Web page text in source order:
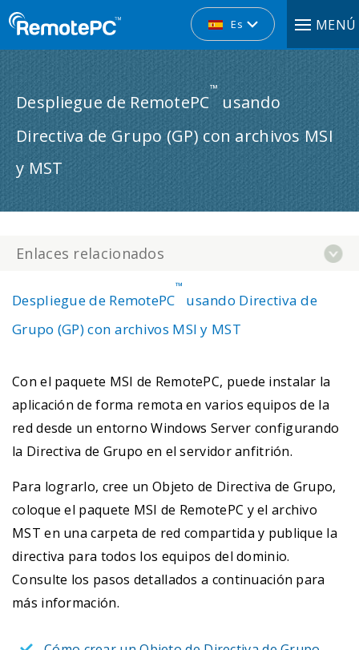
Es MENÚ
Despliegue de RemotePC
™
usando
Directiva de Grupo (GP) con archivos MSI
y MST
Enlaces relacionados
Despliegue de RemotePC
™
usando Directiva de
Grupo (GP) con archivos MSI y MST
Con el paquete MSI de RemotePC, puede instalar la
aplicación de forma remota en varios equipos de la
red desde un entorno Windows Server configurando
la Directiva de Grupo en el servidor anfitrión.
Para lograrlo, cree un Objeto de Directiva de Grupo,
coloque el paquete MSI de RemotePC y el archivo
MST en una carpeta de red compartida y publique la
directiva para todos los equipos del dominio.
Consulte los pasos detallados a continuación para
más información.